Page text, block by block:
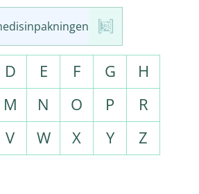
D E F G
H
M N O P
R
V W X Y Z